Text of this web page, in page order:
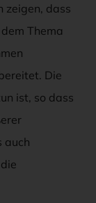
zeigen, dass
Thema
Die
ist, so dass
auch